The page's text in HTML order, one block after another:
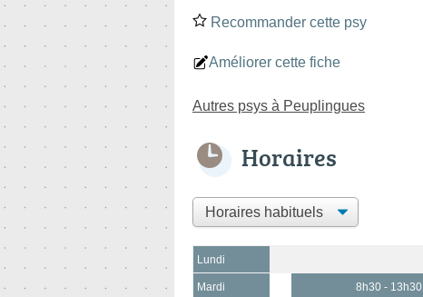
Recommander cette psy
Améliorer cette fiche
Autres psys à Peuplingues
Horaires
Lundi
Mardi 8h30 - 13h30